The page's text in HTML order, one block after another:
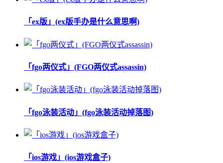
「ex版」(ex版手办是什么意思啊)
「fgo两仪式」(FGO两仪式assassin)
「fgo泳装活动」(fgo泳装活动掉落图)
「ios游戏」(ios游戏盒子)